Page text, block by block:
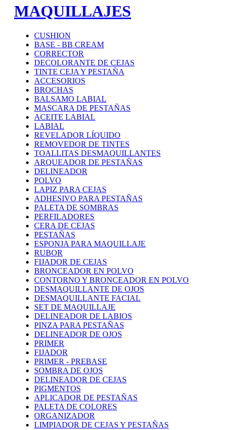
MAQUILLAJES
CUSHION
BASE - BB CREAM
CORRECTOR
DECOLORANTE DE CEJAS
TINTE CEJA Y PESTAÑA
ACCESORIOS
BROCHAS
BALSAMO LABIAL
MASCARA DE PESTAÑAS
ACEITE LABIAL
LABIAL
REVELADOR LÍQUIDO
REMOVEDOR DE TINTES
TOALLITAS DESMAQUILLANTES
ARQUEADOR DE PESTAÑAS
DELINEADOR
POLVO
LAPIZ PARA CEJAS
ADHESIVO PARA PESTAÑAS
PALETA DE SOMBRAS
PERFILADORES
CERA DE CEJAS
PESTAÑAS
ESPONJA PARA MAQUILLAJE
RUBOR
FIJADOR DE CEJAS
BRONCEADOR EN POLVO
CONTORNO Y BRONCEADOR EN POLVO
DESMAQUILLANTE DE OJOS
DESMAQUILLANTE FACIAL
SET DE MAQUILLAJE
DELINEADOR DE LABIOS
PINZA PARA PESTAÑAS
DELINEADOR DE OJOS
PRIMER
FIJADOR
PRIMER - PREBASE
SOMBRA DE OJOS
DELINEADOR DE CEJAS
PIGMENTOS
APLICADOR DE PESTAÑAS
PALETA DE COLORES
ORGANIZADOR
LIMPIADOR DE CEJAS Y PESTAÑAS